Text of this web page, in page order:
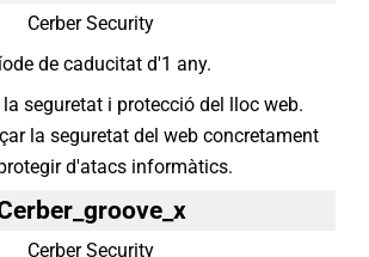
Cerber Security
de caducitat d'1 any.
seguretat i protecció del lloc web.
la seguretat del web concretament
d'atacs informàtics.
Cerber Security